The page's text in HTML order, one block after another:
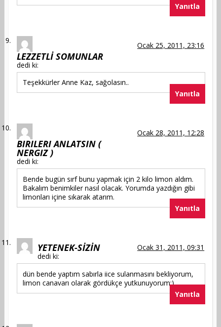
Yanıtla
LEZZETLİ SOMUNLAR
dedi ki:
Ocak 25, 2011, 23:16
Teşekkürler Anne Kaz, sağolasın..
Yanıtla
BIRILERI ANLATSIN (
NERGIZ )
dedi ki:
Ocak 28, 2011, 12:28
Bende bugün sırf bunu yapmak için 2 kilo limon aldım.
Bakalım benimkiler nasıl olacak. Yorumda yazdığın gibi
limonları içine sıkarak atarım.
Yanıtla
YETENEK-SİZİN
dedi ki:
Ocak 31, 2011, 09:31
dün bende yaptım sabırla iice sulanmasını bekliyorum,
limon canavarı olarak gördükçe yutkunuyorum:)
Yanıtla